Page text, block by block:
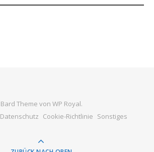
Bard Theme von WP Royal.
Datenschutz Cookie-Richtlinie Sonstiges